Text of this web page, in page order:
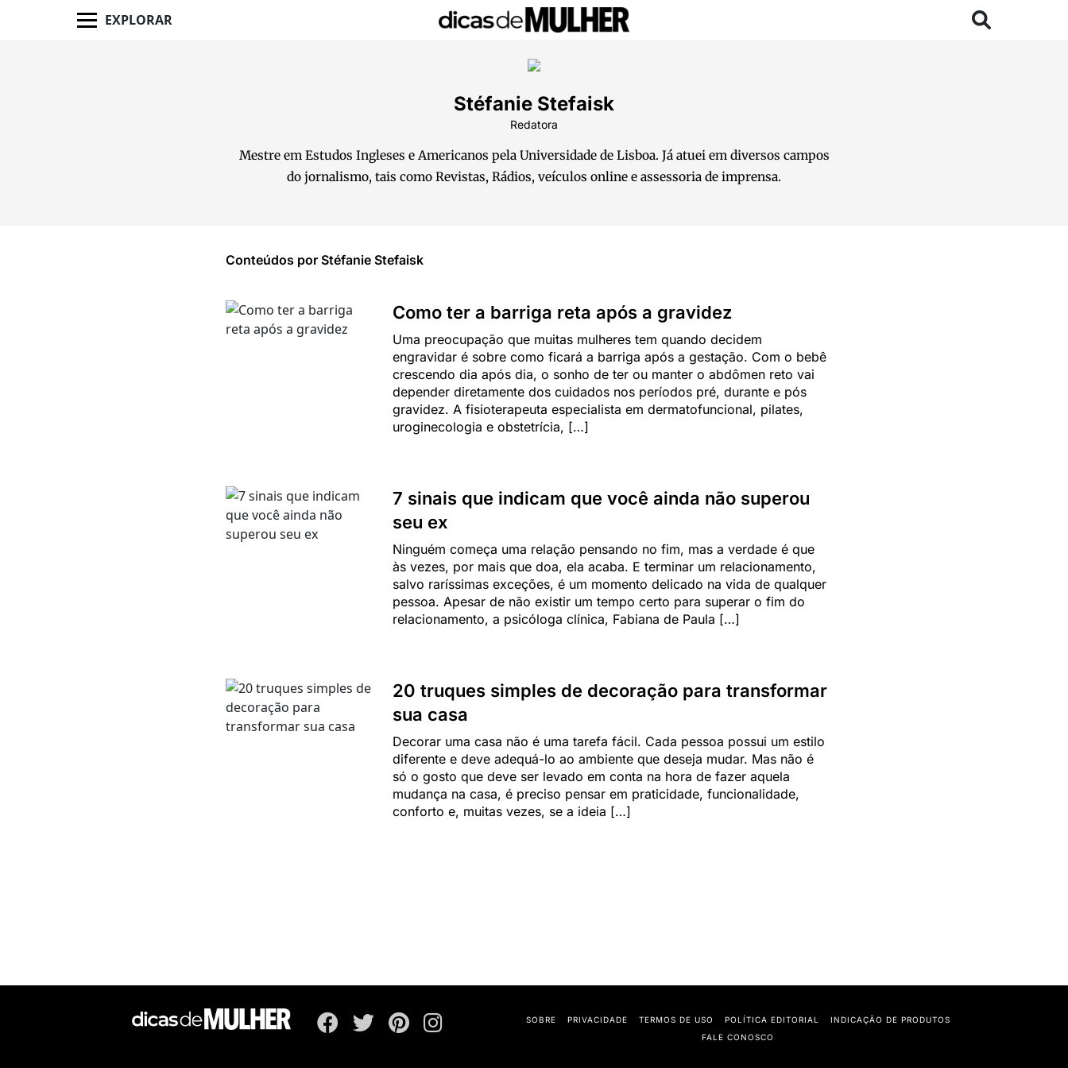
EXPLORAR
Stéfanie Stefaisk
Redatora
Mestre em Estudos Ingleses e Americanos pela Universidade de Lisboa. Já atuei em diversos campos
do jornalismo, tais como Revistas, Rádios, veículos online e assessoria de imprensa.
Conteúdos por Stéfanie Stefaisk
Como ter a barriga reta após a gravidez
Uma preocupação que muitas mulheres tem quando decidem
engravidar é sobre como ficará a barriga após a gestação. Com o bebê
crescendo dia após dia, o sonho de ter ou manter o abdômen reto vai
depender diretamente dos cuidados nos períodos pré, durante e pós
gravidez. A fisioterapeuta especialista em dermatofuncional, pilates,
uroginecologia e obstetrícia, […]
7 sinais que indicam que você ainda não superou
seu ex
Ninguém começa uma relação pensando no fim, mas a verdade é que
às vezes, por mais que doa, ela acaba. E terminar um relacionamento,
salvo raríssimas exceções, é um momento delicado na vida de qualquer
pessoa. Apesar de não existir um tempo certo para superar o fim do
relacionamento, a psicóloga clínica, Fabiana de Paula […]
20 truques simples de decoração para transformar
sua casa
Decorar uma casa não é uma tarefa fácil. Cada pessoa possui um estilo
diferente e deve adequá-lo ao ambiente que deseja mudar. Mas não é
só o gosto que deve ser levado em conta na hora de fazer aquela
mudança na casa, é preciso pensar em praticidade, funcionalidade,
conforto e, muitas vezes, se a ideia […]
SOBRE PRIVACIDADE TERMOS DE USO POLÍTICA EDITORIAL
INDICAÇÃO DE PRODUTOS
FALE CONOSCO